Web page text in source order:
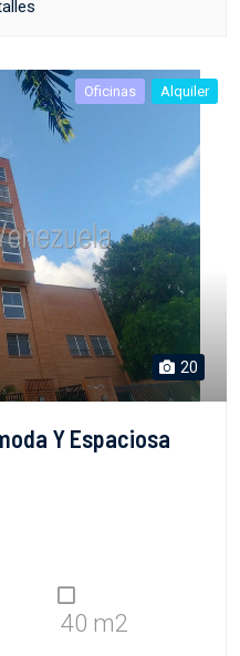
Oficinas Alquiler
20
Y Espaciosa
40 m2